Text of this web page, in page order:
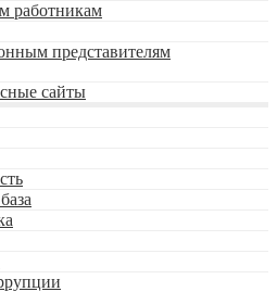
работникам
представителям
сайты